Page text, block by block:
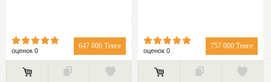
647 000 Тенге
оценок 0
757 000 Тенге
оценок 0